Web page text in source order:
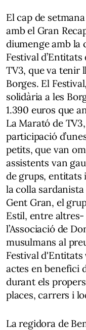
El cap de
amb el Gran
diumenge amb la
Festival
TV3, que va tenir
Borges. El
solidària a les
1.390 euros que
La Marató de
participació
petits, que van
assistents van
de grups, entitats
la colla
Gent Gran, el
Estil, entre altres-
l’Associació de
musulmans al
Festival
actes en benefici
durant els
places, carrers i
La regidora de